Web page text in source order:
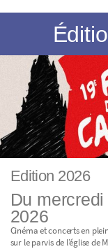
Edition 2026
Du
2026
Cinéma et concerts en
sur le parvis de l’église de